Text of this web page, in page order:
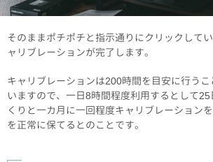
そのままポチポチと指示通りにクリックして
ャリブレーションが完了します。
キャリブレーションは200時間を目安に行う
いますので、一日8時間程度利用するとして
くりと一カ月に一回程度キャリブレーション
を正常に保てるとのことです。